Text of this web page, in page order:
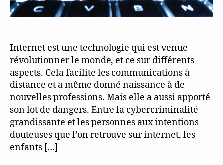
Internet est une technologie qui est venue
révolutionner le monde, et ce sur différents
aspects. Cela facilite les communications à
distance et a même donné naissance à de
nouvelles professions. Mais elle a aussi apporté
son lot de dangers. Entre la cybercriminalité
grandissante et les personnes aux intentions
douteuses que l’on retrouve sur internet, les
enfants […]